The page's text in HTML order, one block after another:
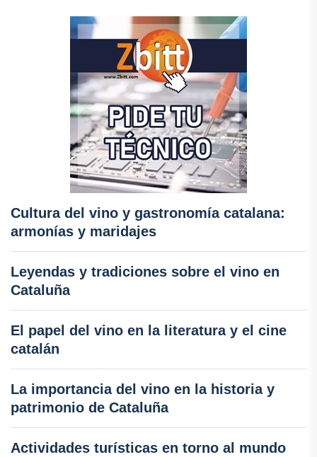
Cultura del vino y gastronomía catalana:
armonías y maridajes
Leyendas y tradiciones sobre el vino en
Cataluña
El papel del vino en la literatura y el cine
catalán
La importancia del vino en la historia y
patrimonio de Cataluña
Actividades turísticas en torno al mundo